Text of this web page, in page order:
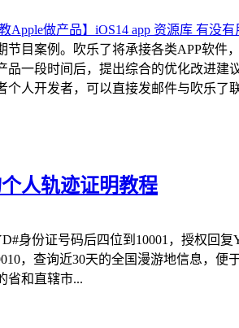
目案例。吹乐了将承接各类APP软
一段时间后，提出综合的优化改进
人开发者，可以直接发邮件与吹乐了
人轨迹证明教程
身份证号码后四位到10001，授权回
，查询近30天的全国漫游地信息，
省和直辖市...